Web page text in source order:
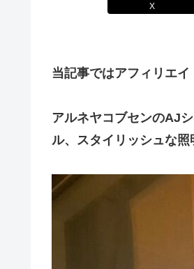
X
当記事ではアフィリエイ
アルネヤコブセンのAJ
ル、スタイリッシュな照